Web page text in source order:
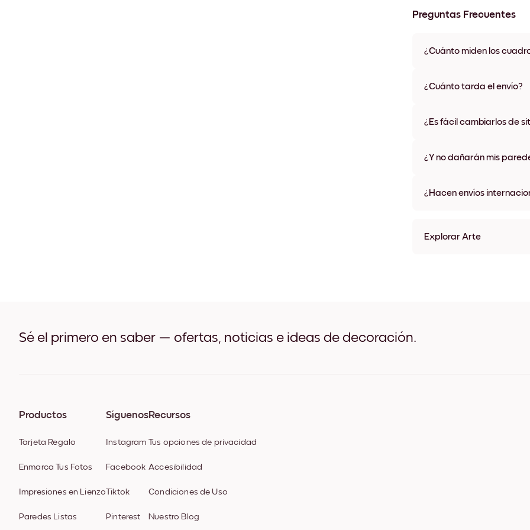
Preguntas Frecuentes
¿Cuánto miden los
materiales y colores de
¿Cuánto tarda el envío?
algunos países. Te
¿Es fácil cambiarlos de
¿Y no dañarán mis
¿Hacen envíos
Explorar Arte
Sé el primero en saber — ofertas, noticias e ideas de decoración.
Productos
Tarjeta Regalo
Enmarca Tus Fotos
Impresiones en Lienzo
Paredes Listas
Síguenos
Instagram
Facebook
Tiktok
Pinterest
Recursos
Tus opciones de privacidad
Accesibilidad
Condiciones de Uso
Nuestro Blog